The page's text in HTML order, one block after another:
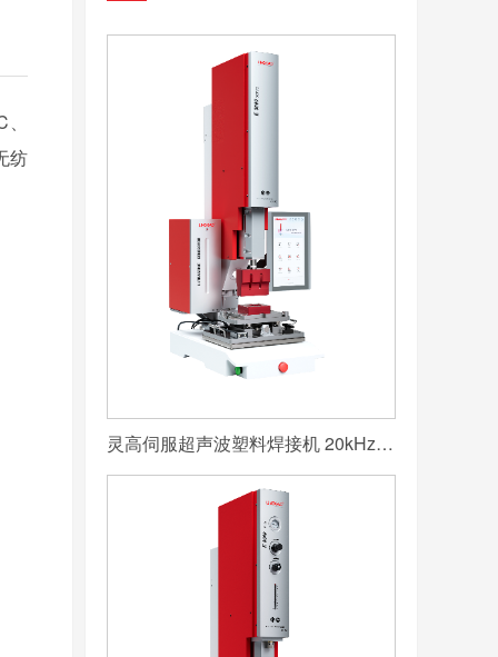
纺
灵高伺服超声波塑料焊接机 20kHz 2000/3000W K3000 Servo